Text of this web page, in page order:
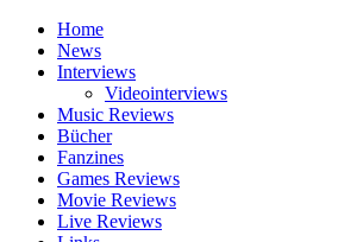
Home
News
Interviews
Videointerviews
Music Reviews
Bücher
Fanzines
Games Reviews
Movie Reviews
Live Reviews